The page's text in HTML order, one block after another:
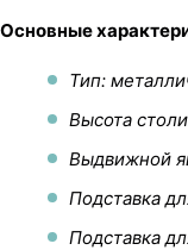
Основные
Тип:
Высота
Выдвижной
Подставка
Подставка